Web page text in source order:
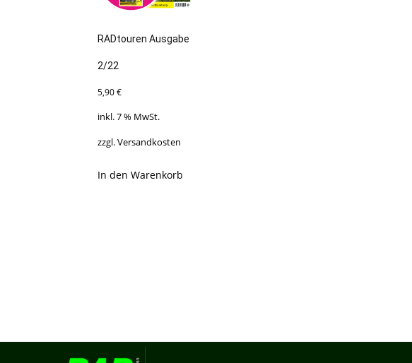
RADtouren Ausgabe
2/22
5,90€
inkl. 7 % MwSt.
zzgl.Versandkosten
In den Warenkorb